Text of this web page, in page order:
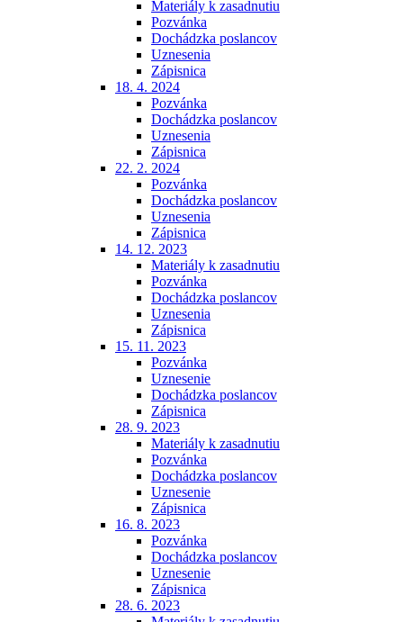
Materiály k zasadnutiu
Pozvánka
Dochádzka poslancov
Uznesenia
Zápisnica
18. 4. 2024
Pozvánka
Dochádzka poslancov
Uznesenia
Zápisnica
22. 2. 2024
Pozvánka
Dochádzka poslancov
Uznesenia
Zápisnica
14. 12. 2023
Materiály k zasadnutiu
Pozvánka
Dochádzka poslancov
Uznesenia
Zápisnica
15. 11. 2023
Pozvánka
Uznesenie
Dochádzka poslancov
Zápisnica
28. 9. 2023
Materiály k zasadnutiu
Pozvánka
Dochádzka poslancov
Uznesenie
Zápisnica
16. 8. 2023
Pozvánka
Dochádzka poslancov
Uznesenie
Zápisnica
28. 6. 2023